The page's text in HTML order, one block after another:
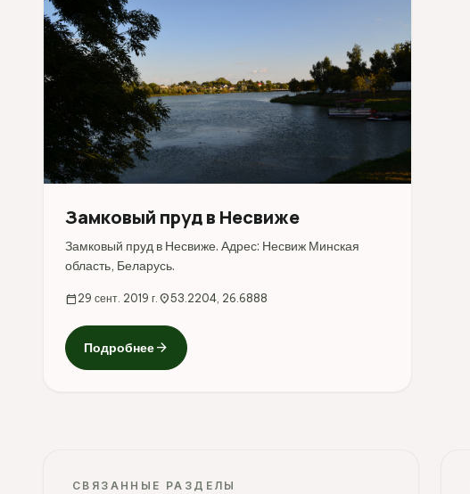
Замковый пруд в Несвиже
Замковый пруд в Несвиже. Адрес: Несвиж Минская
область, Беларусь.
calendar_today 29 сент. 2019 г. location_on53.2204, 26.6888
Подробнееarrow_forward
СВЯЗАННЫЕ РАЗДЕЛЫ